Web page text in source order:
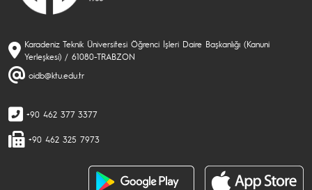
Karadeniz Teknik Üniversitesi Öğrenci İşleri Daire Başkanlığı (Kanuni
Yerleşkesi) / 61080-TRABZON
oidb@ktu.edu.tr
+90 462 377 3377
+90 462 325 7973